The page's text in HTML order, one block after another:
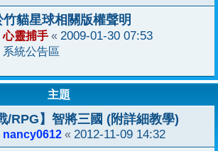
貓星球相關版權聲明
心靈捕手 « 2009-01-30 07:53
系統公告區
主題
/RPG】智將三國 (附詳細教學)
nancy0612 « 2012-11-09 14:32